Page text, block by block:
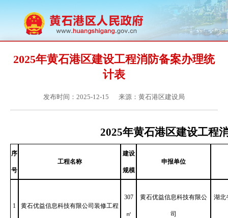
2025年黄石港区建设工程消防备案办理统
计表
发布时间：2025-12-15 来源：黄石港区建设局
2025年黄石港区建设工程
序
号
工程名称
建设
规模
申报单位
1 黄石优益信息科技有限公司装修工程
307
㎡
黄石优益信息科技有限公
司
湖北